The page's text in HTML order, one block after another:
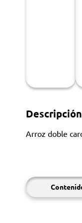
Arroz doble